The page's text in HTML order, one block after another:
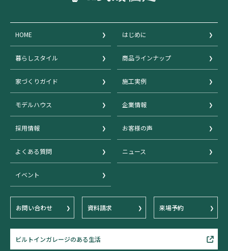
HOME はじめに
暮らしスタイル 商品ラインナップ
家づくりガイド 施工実例
モデルハウス 企業情報
採用情報 お客様の声
よくある質問 ニュース
イベント
お問い合わせ 資料請求 来場予約
ビルトインガレージのある生活